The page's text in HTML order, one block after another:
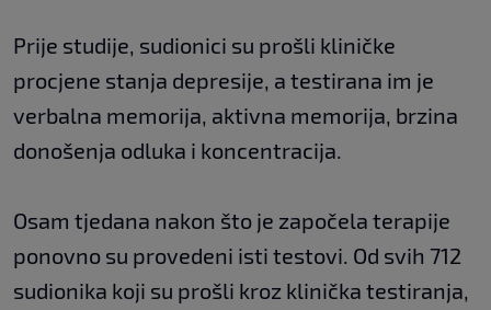
Prije studije, sudionici su prošli kliničke
procjene stanja depresije, a testirana im je
verbalna memorija, aktivna memorija, brzina
donošenja odluka i koncentracija.
Osam tjedana nakon što je započela terapije
ponovno su provedeni isti testovi. Od svih 712
sudionika koji su prošli kroz klinička testiranja,